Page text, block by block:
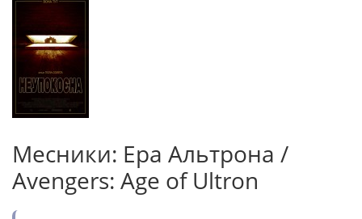
Месники: Ера Альтрона /
Avengers: Age of Ultron